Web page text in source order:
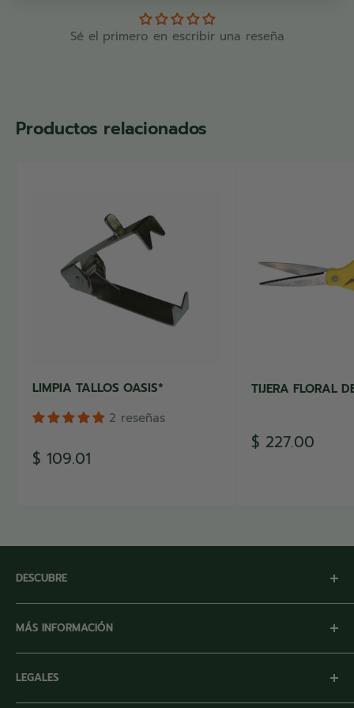
Sé el primero en escribir una reseña
Productos relacionados
LIMPIA TALLOS OASIS*
2 reseñas
Precio
de
$ 109.01
TIJERA FLORAL
Precio
de
$ 227.00
DESCUBRE
Inicio
Nuestra Empresa
Marcas Registradas
Sitio Corporativo
MÁS INFORMACIÓN
Facturación
Preguntas Frecuentes
LEGALES